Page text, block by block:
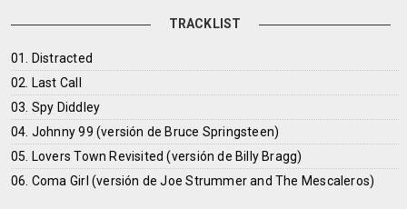
TRACKLIST
01. Distracted
02. Last Call
03. Spy Diddley
04. Johnny 99 (versión de Bruce Springsteen)
05. Lovers Town Revisited (versión de Billy Bragg)
06. Coma Girl (versión de Joe Strummer and The Mescaleros)